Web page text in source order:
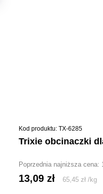
Kod produktu: TX-6285
trixie obcinaczki
Poprzednia najniższa cena:
13,09zł 65,45zł /kg